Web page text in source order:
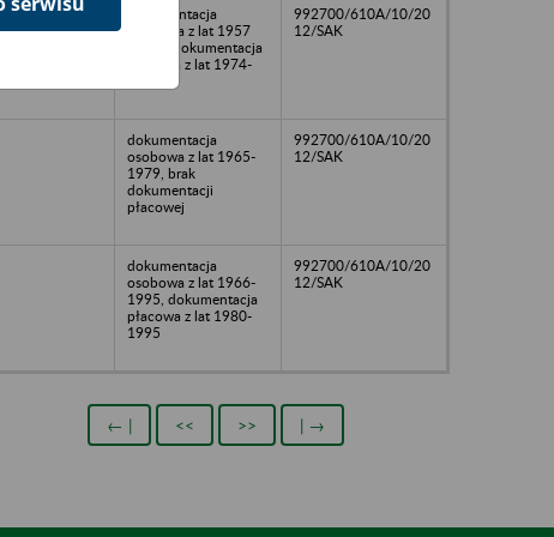
dokumentacja
osobowa z lat 1957
-1996, dokumentacja
płacowa z lat 1974-
992700/610A/10/20
12/SAK
dokumentacja
osobowa z lat 1965-
1979, brak
dokumentacji
płacowej
992700/610A/10/20
12/SAK
dokumentacja
osobowa z lat 1966-
1995, dokumentacja
płacowa z lat 1980-
1995
992700/610A/10/20
12/SAK
← | << >> | →